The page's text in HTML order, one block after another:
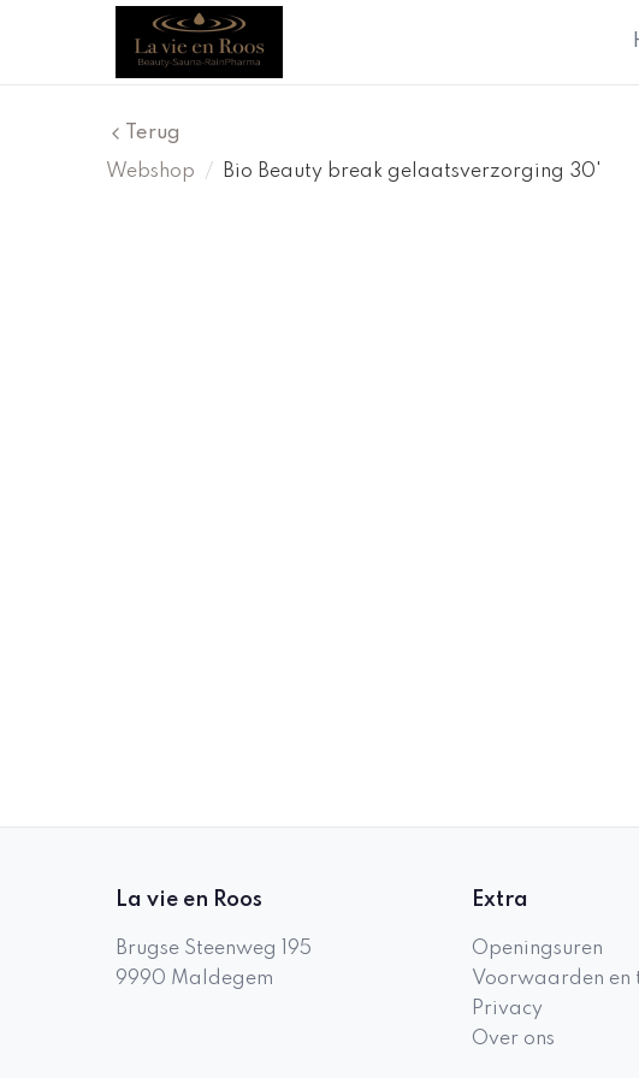
Terug
Webshop
/ Bio Beauty break gelaatsverzorging 30'
La vie en Roos
Brugse Steenweg 195
9990 Maldegem
Extra
Openingsuren
Voorwaarden en
Privacy
Over ons